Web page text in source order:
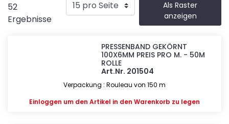
52
Ergebnisse
Als Raster
anzeigen
PRESSENBAND GEKÖRNT
100X6MM PREIS PRO M. - 50M
ROLLE
Art.Nr. 201504
Verpackung : Rouleau von 150 m
Einloggen um den Artikel in den Warenkorb zu legen